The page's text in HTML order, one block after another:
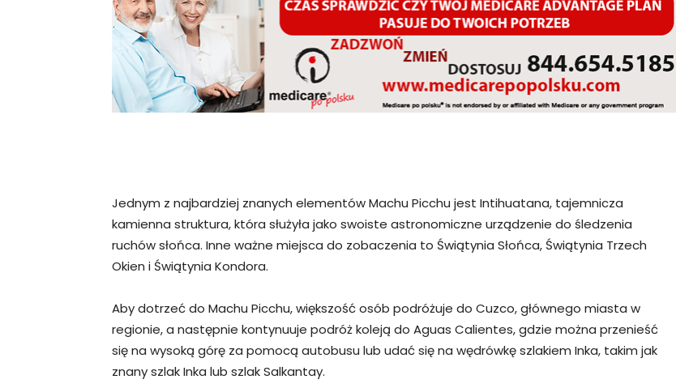
Jednym z najbardziej znanych elementów Machu Picchu jest Intihuatana, tajemnicza
kamienna struktura, która służyła jako swoiste astronomiczne urządzenie do śledzenia
ruchów słońca. Inne ważne miejsca do zobaczenia to Świątynia Słońca, Świątynia Trzech
Okien i Świątynia Kondora.
Aby dotrzeć do Machu Picchu, większość osób podróżuje do Cuzco, głównego miasta w
regionie, a następnie kontynuuje podróż koleją do Aguas Calientes, gdzie można przenieść
się na wysoką górę za pomocą autobusu lub udać się na wędrówkę szlakiem Inka, takim jak
znany szlak Inka lub szlak Salkantay.